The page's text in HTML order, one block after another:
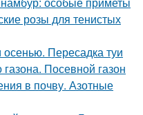
розы для тенистых
Пересадка туи
Посевной газон
в почву. Азотные